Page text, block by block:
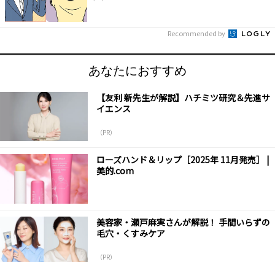
Recommended by
あなたにおすすめ
【友利 新先生が解説】ハチミツ研究＆先進サ
イエンス
（PR）
ローズハンド＆リップ［2025年 11月発売］ |
美的.com
美容家・瀬戸麻実さんが解説！ 手間いらずの
毛穴・くすみケア
（PR）